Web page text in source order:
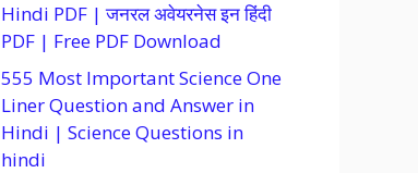
Hindi PDF | जनरल अवेयरनेस इन हिंदी
PDF | Free PDF Download
555 Most Important Science One
Liner Question and Answer in
Hindi | Science Questions in
hindi